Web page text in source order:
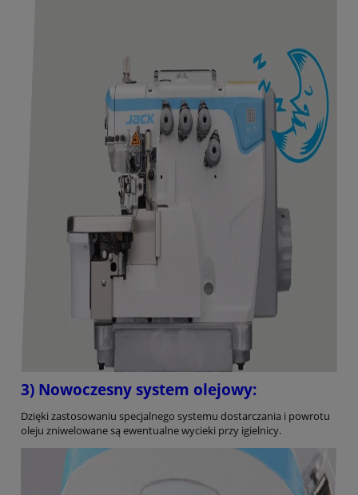
3) Nowoczesny system olejowy:
Dzięki zastosowaniu specjalnego systemu dostarczania i powrotu
oleju zniwelowane są ewentualne wycieki przy igielnicy.